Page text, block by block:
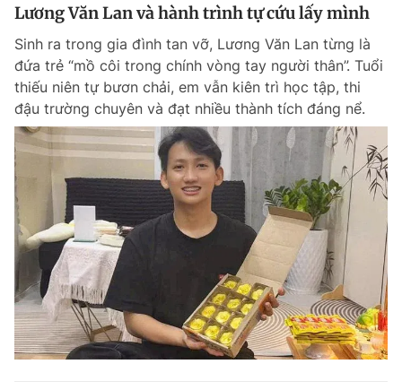
Lương Văn Lan và hành trình tự cứu lấy mình
Sinh ra trong gia đình tan vỡ, Lương Văn Lan từng là
đứa trẻ “mồ côi trong chính vòng tay người thân”. Tuổi
thiếu niên tự bươn chải, em vẫn kiên trì học tập, thi
đậu trường chuyên và đạt nhiều thành tích đáng nể.